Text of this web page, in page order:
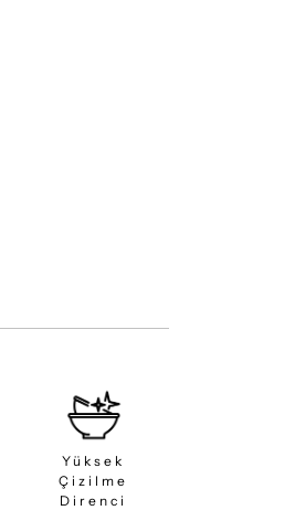
Yüksek
Çizilme
Direnci